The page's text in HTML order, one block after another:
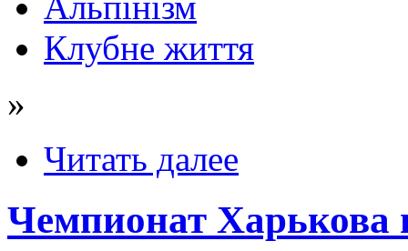
Клубне життя
»
Читать далее
Чемпионат Харькова